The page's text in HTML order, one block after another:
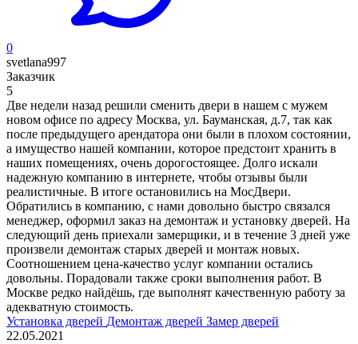
0
svetlana997
Заказчик
5
Две недели назад решили сменить двери в нашем с мужем
новом офисе по адресу Москва, ул. Бауманская, д.7, так как
после предыдущего арендатора они были в плохом состоянии,
а имущество нашей компании, которое предстоит хранить в
наших помещениях, очень дорогостоящее. Долго искали
надежную компанию в интернете, чтобы отзывы были
реалистичные. В итоге остановились на МосДвери.
Обратились в компанию, с нами довольно быстро связался
менеджер, оформил заказ на демонтаж и установку дверей. На
следующий день приехали замерщики, и в течение 3 дней уже
произвели демонтаж старых дверей и монтаж новых.
Соотношением цена-качество услуг компании остались
довольны. Порадовали также сроки выполнения работ. В
Москве редко найдёшь, где выполнят качественную работу за
адекватную стоимость.
Установка дверей Демонтаж дверей Замер дверей
22.05.2021